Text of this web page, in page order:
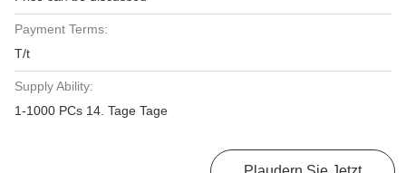
Payment Terms:
T/t
Supply Ability:
1-1000 PCs 14. Tage Tage